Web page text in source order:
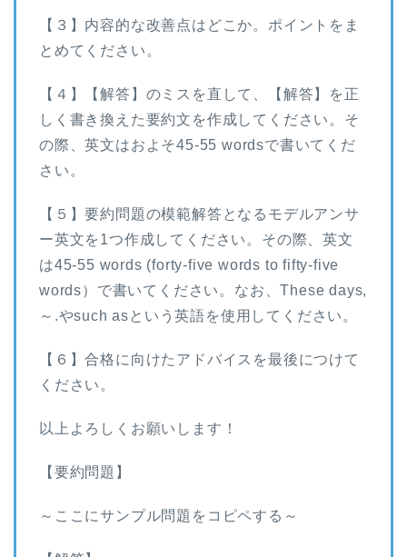
【３】内容的な改善点はどこか。ポイントをま
とめてください。
【４】【解答】のミスを直して、【解答】を正
しく書き換えた要約文を作成してください。そ
の際、英文はおよそ45-55 wordsで書いてくだ
さい。
【５】要約問題の模範解答となるモデルアンサ
ー英文を1つ作成してください。その際、英文
は45-55 words (forty-five words to fifty-five
words）で書いてください。なお、These days,
～.やsuch asという英語を使用してください。
【６】合格に向けたアドバイスを最後につけて
ください。
以上よろしくお願いします！
【要約問題】
～ここにサンプル問題をコピペする～